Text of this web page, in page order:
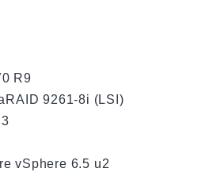
R9
9261-8i (LSI)
vSphere 6.5 u2